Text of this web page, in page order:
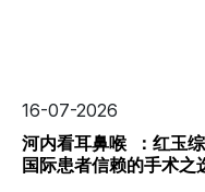
16-07-2026
河内看耳鼻喉 ：红玉
国际患者信赖的手术之